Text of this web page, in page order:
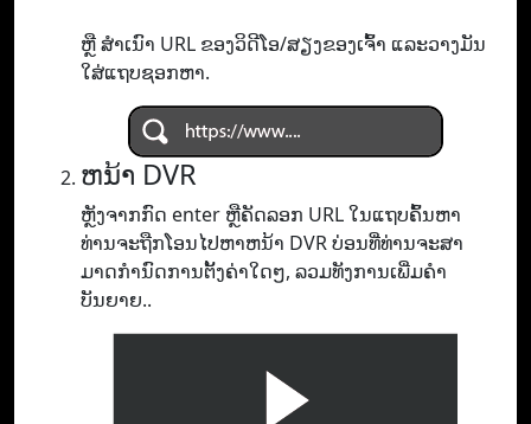
ຫຼື ສຳເນົາ URL ຂອງວິດີໂອ/ສຽງຂອງເຈົ້າ ແລະວາງມັນ
ໃສ່ແຖບຊອກຫາ.
ຫນ້າ DVR
ຫຼັງຈາກກົດ enter ຫຼືຄັດລອກ URL ໃນແຖບຄົ້ນຫາ
ທ່ານຈະຖືກໂອນໄປຫາຫນ້າ DVR ບ່ອນທີ່ທ່ານຈະສາ
ມາດກໍານົດການຕັ້ງຄ່າໃດໆ, ລວມທັງການເພີ່ມຄໍາ
ບັນຍາຍ..